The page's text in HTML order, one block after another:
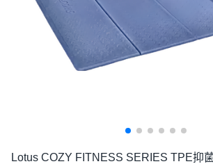
Lotus COZY FITNESS SERIES TPE抑